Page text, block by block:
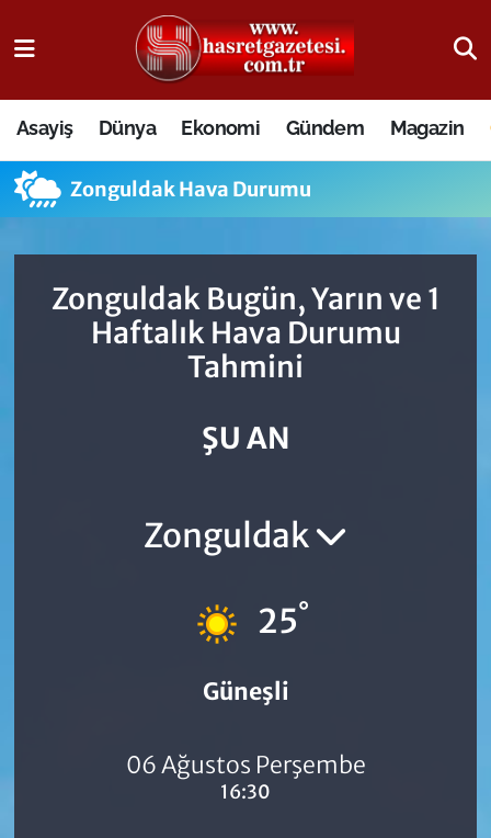
Asayiş Dünya Ekonomi Gündem Magazin
Zonguldak Hava Durumu
Zonguldak Bugün, Yarın ve 1
Haftalık Hava Durumu
Tahmini
ŞU AN
Zonguldak
25°
Güneşli
06 Ağustos Perşembe
16:30
Osmaniye Nöbetçi Eczaneler
Osmaniye Hava Durumu
Osmaniye Trafik Yoğunluk Haritası
Süper Lig Puan Durumu ve Fikstür
Tüm Manşetler
Son Dakika Haberleri